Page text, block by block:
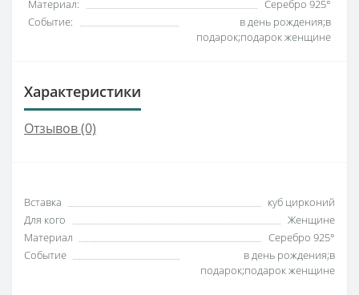
Материал:
Серебро 925°
Событие:
в день рождения;в
подарок;подарок женщине
Характеристики
Отзывов (0)
Вставка
куб цирконий
Для кого
Женщине
Материал
Серебро 925°
Событие
в день рождения;в
подарок;подарок женщине